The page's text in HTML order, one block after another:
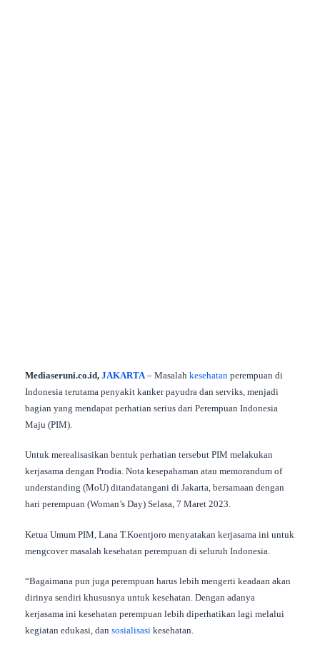
Mediaseruni.co.id, JAKARTA – Masalah kesehatan perempuan di
Indonesia terutama penyakit kanker payudra dan serviks, menjadi
bagian yang mendapat perhatian serius dari Perempuan Indonesia
Maju (PIM).
Untuk merealisasikan bentuk perhatian tersebut PIM melakukan
kerjasama dengan Prodia. Nota kesepahaman atau memorandum of
understanding (MoU) ditandatangani di Jakarta, bersamaan dengan
hari perempuan (Woman’s Day) Selasa, 7 Maret 2023.
Ketua Umum PIM, Lana T.Koentjoro menyatakan kerjasama ini untuk
mengcover masalah kesehatan perempuan di seluruh Indonesia.
“Bagaimana pun juga perempuan harus lebih mengerti keadaan akan
dirinya sendiri khususnya untuk kesehatan. Dengan adanya
kerjasama ini kesehatan perempuan lebih diperhatikan lagi melalui
kegiatan edukasi, dan sosialisasi kesehatan.